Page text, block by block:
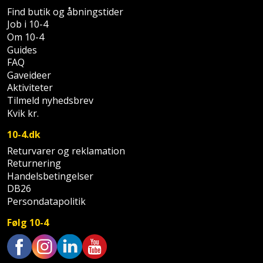
Sternbeklædning
Tag
og
tagplader
Terrassebrædder
Terrasseopklodsning
Tråd
til
byggeri
Vinduer
Palleløfter
Polsøger
Profilsaks
Reb
og
snor
Renseservietter
og
wipes
Sækkelukker
Saks
Industristøvsuger
Kantfræser
Kantlimer
Kantlimertilbehør
Kap-
og
geringssav
Kerneboremaskine
Klammepistol
Klippeværktøj
Kombokit
Højbede
Højtaler
Hylder
Jagt
og
Jul
Kaffe
Klæbesøm
Køkkenudstyr
Find butik og åbningstider
Job i 10-4
Om 10-4
Guides
FAQ
Gaveideer
Aktiviteter
Tilmeld nyhedsbrev
Kvik kr.
10-4.dk
Returvarer og reklamation
Returnering
Handelsbetingelser
DB26
Persondatapolitik
Følg 10-4